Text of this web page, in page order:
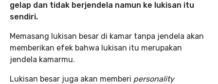
gelap dan tidak berjendela namun ke lukisan itu
sendiri.
Memasang lukisan besar di kamar tanpa jendela akan
memberikan efek bahwa lukisan itu merupakan
jendela kamarmu.
Lukisan besar juga akan memberi personality